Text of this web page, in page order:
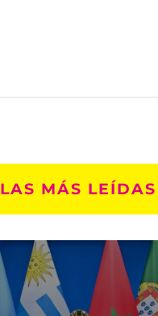
LAS MÁS LEÍDAS